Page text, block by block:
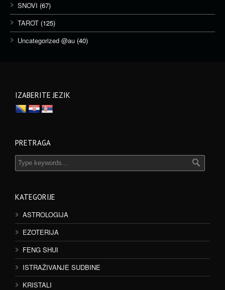
SNOVI (67)
TAROT (125)
Uncategorized @au (40)
IZABERITE JEZIK
PRETRAGA
KATEGORIJE
ASTROLOGIJA
EZOTERIJA
FENG SHUI
ISTRAŽIVANJE SUDBINE
KRISTALI